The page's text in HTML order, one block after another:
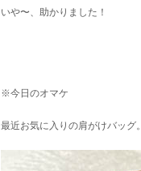
いや〜、助かりました！
※今日のオマケ
最近お気に入りの肩がけバッグ。